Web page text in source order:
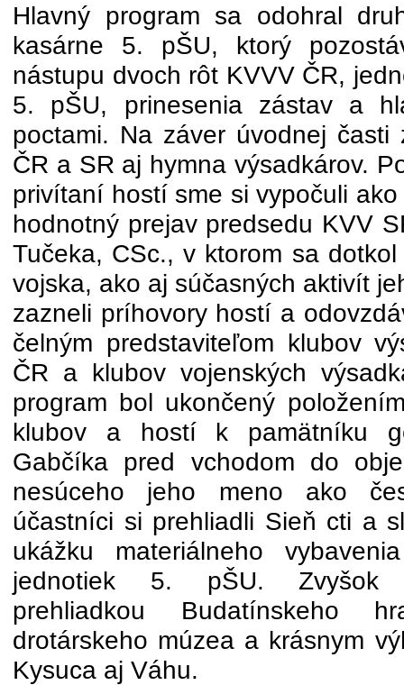
Hlavný program sa odohral
kasárne 5. pŠU, ktorý
nástupu dvoch rôt KVVV ČR,
5. pŠU, prinesenia zástav a
poctami. Na záver úvodnej časti
ČR a SR aj hymna výsadkárov.
privítaní hostí sme si vypočuli
hodnotný prejav predsedu KVV
Tučeka, CSc., v ktorom sa
vojska, ako aj súčasných aktivít
zazneli príhovory hostí a
čelným predstaviteľom klubov
ČR a klubov vojenských
program bol ukončený
klubov a hostí k pamätníku
Gabčíka pred vchodom do
nesúceho jeho meno ako
účastníci si prehliadli Sieň cti a
ukážku materiálneho
jednotiek 5. pŠU. Zvyšok
prehliadkou Budatínskeho
drotárskeho múzea a krásnym
Kysuca aj Váhu.